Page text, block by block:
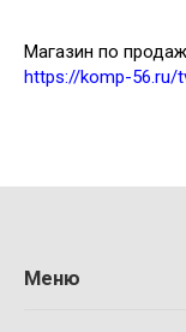
Магазин по
https://komp-56.ru/
Меню